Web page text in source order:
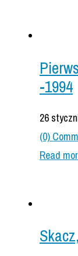
-1994
26
(0)
Read